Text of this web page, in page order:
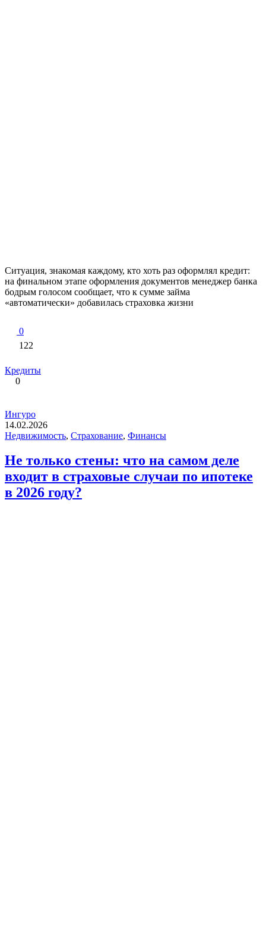
Ситуация, знакомая каждому, кто хоть раз оформлял кредит:
на финальном этапе оформления документов менеджер банка
бодрым голосом сообщает, что к сумме займа
«автоматически» добавилась страховка жизни
0
122
Кредиты
0
Ингуро
14.02.2026
Недвижимость, Страхование, Финансы
Не только стены: что на самом деле
входит в страховые случаи по ипотеке
в 2026 году?